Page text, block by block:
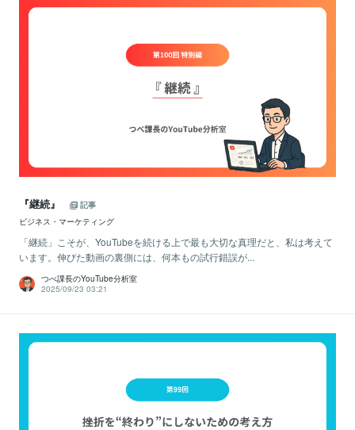
『継続』
記事
ビジネス・マーケティング
「継続」こそが、YouTubeを続ける上で最も大切な真理だと、私は考えて
います。伸びた動画の裏側には、何本もの試行錯誤が...
つべ課長のYouTube分析室
2025/09/23 03:21